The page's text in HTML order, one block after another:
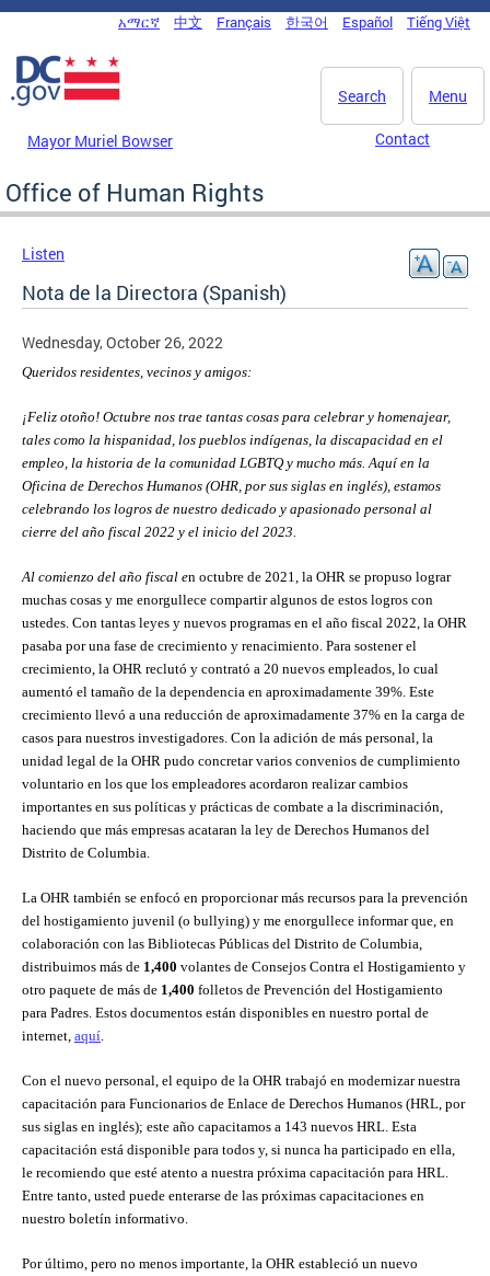
Skip to main content
DC Agency Top Menu
አማርኛ 中文 Français 한국어 Español Tiếng Việt
Menu
Search
Mayor Muriel Bowser Contact
Office of Human Rights
Listen
Nota de la Directora (Spanish)
Wednesday, October 26, 2022
Queridos residentes, vecinos y amigos:
¡Feliz otoño! Octubre nos trae tantas cosas para celebrar y homenajear,
tales como la hispanidad, los pueblos indígenas, la discapacidad en el
empleo, la historia de la comunidad LGBTQ y mucho más. Aquí en la
Oficina de Derechos Humanos (OHR, por sus siglas en inglés), estamos
celebrando los logros de nuestro dedicado y apasionado personal al
cierre del año fiscal 2022 y el inicio del 2023.
Al comienzo del año fiscal en octubre de 2021, la OHR se propuso lograr
muchas cosas y me enorgullece compartir algunos de estos logros con
ustedes. Con tantas leyes y nuevos programas en el año fiscal 2022, la OHR
pasaba por una fase de crecimiento y renacimiento. Para sostener el
crecimiento, la OHR reclutó y contrató a 20 nuevos empleados, lo cual
aumentó el tamaño de la dependencia en aproximadamente 39%. Este
crecimiento llevó a una reducción de aproximadamente 37% en la carga de
casos para nuestros investigadores. Con la adición de más personal, la
unidad legal de la OHR pudo concretar varios convenios de cumplimiento
voluntario en los que los empleadores acordaron realizar cambios
importantes en sus políticas y prácticas de combate a la discriminación,
haciendo que más empresas acataran la ley de Derechos Humanos del
Distrito de Columbia.
La OHR también se enfocó en proporcionar más recursos para la prevención
del hostigamiento juvenil (o bullying) y me enorgullece informar que, en
colaboración con las Bibliotecas Públicas del Distrito de Columbia,
distribuimos más de 1,400 volantes de Consejos Contra el Hostigamiento y
otro paquete de más de 1,400 folletos de Prevención del Hostigamiento
para Padres. Estos documentos están disponibles en nuestro portal de
internet, aquí
Con el nuevo personal, el equipo de la OHR trabajó en modernizar nuestra
capacitación para Funcionarios de Enlace de Derechos Humanos (HRL, por
sus siglas en inglés); este año capacitamos a 143 nuevos HRL. Esta
capacitación está disponible para todos y, si nunca ha participado en ella,
le recomiendo que esté atento a nuestra próxima capacitación para HRL.
Entre tanto, usted puede enterarse de las próximas capacitaciones en
nuestro boletín informativo.
Por último, pero no menos importante, la OHR estableció un nuevo